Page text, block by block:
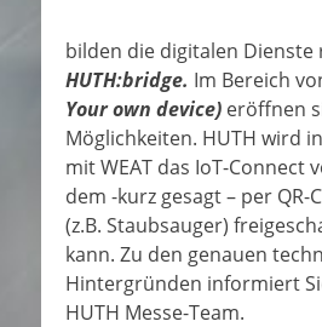
bilden die digitalen Dienste
HUTH:bridge. Im Bereich
Your own device) eröffnen
Möglichkeiten. HUTH wird
mit WEAT das IoT-Connect
dem -kurz gesagt – per QR-
(z.B. Staubsauger)
kann. Zu den genauen
Hintergründen informiert
HUTH Messe-Team.